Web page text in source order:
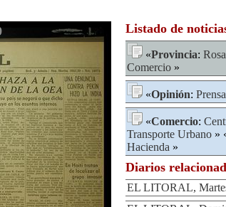
Listado de
«Provincia:
Comercio »
«Opinión:
«Comercio:
Transporte Urbano »
Hacienda »
Diarios
EL LITORAL,